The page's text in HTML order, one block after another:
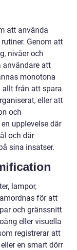
att använda
Genom att
nivåer och
användare att
monotona
allt från att spara
eller att
och
upplevelse där
och där
sina insatser.
lampor,
för att
och gränssnitt
eller visuella
registrerar att
en smart dörr